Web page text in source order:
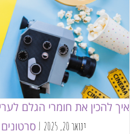
איך להכין את חומרי
סרטונים
איך להכין את חומרי הגלם
ינואר 20, 2025 |